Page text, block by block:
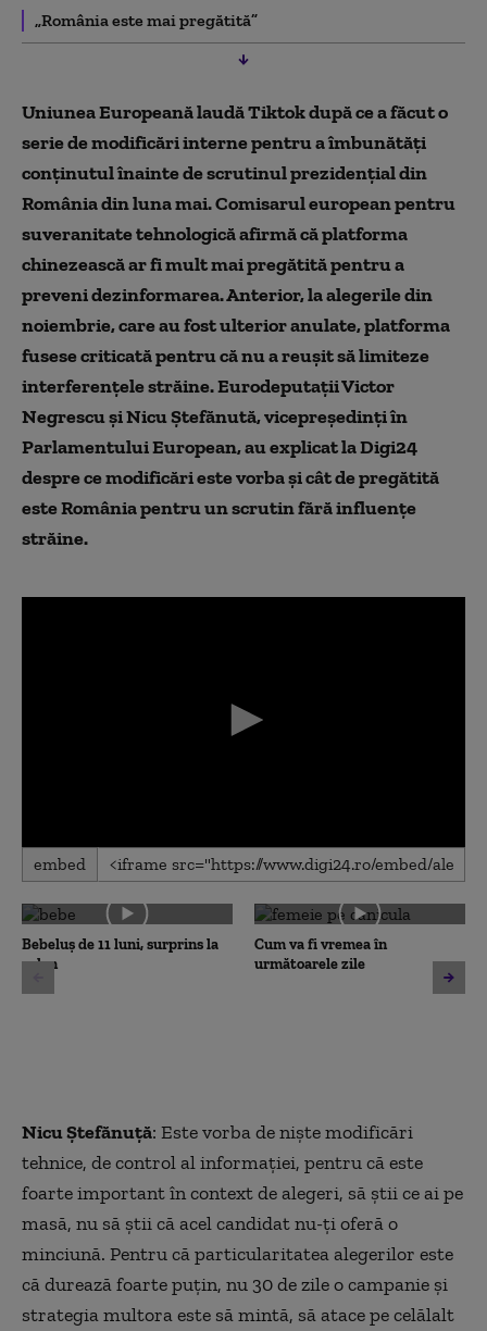
„România este mai pregătită”
Uniunea Europeană laudă Tiktok după ce a făcut o
serie de modificări interne pentru a îmbunătăți
conținutul înainte de scrutinul prezidențial din
România din luna mai. Comisarul european pentru
suveranitate tehnologică afirmă că platforma
chinezească ar fi mult mai pregătită pentru a
preveni dezinformarea. Anterior, la alegerile din
noiembrie, care au fost ulterior anulate, platforma
fusese criticată pentru că nu a reușit să limiteze
interferențele străine. Eurodeputații Victor
Negrescu și Nicu Ștefănută, vicepreședinți în
Parlamentului European, au explicat la Digi24
despre ce modificări este vorba și cât de pregătită
este România pentru un scrutin fără influențe
străine.
0
seconds
0
seconds
embed
Bebeluș de 11 luni, surprins la
volan
Cum va fi vremea în
următoarele zile
Nicu Ștefănuță: Este vorba de niște modificări
tehnice, de control al informației, pentru că este
foarte important în context de alegeri, să știi ce ai pe
masă, nu să știi că acel candidat nu-ți oferă o
minciună. Pentru că particularitatea alegerilor este
că durează foarte puțin, nu 30 de zile o campanie și
strategia multora este să mintă, să atace pe celălalt